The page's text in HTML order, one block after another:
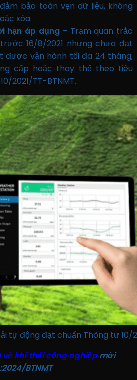
bảo toàn vẹn dữ liệu, không
xóa.
hạn áp dụng– Trạm quan trắc
16/8/2021 nhưng chưa đạt
được vận hành tối đa 24 tháng;
cấp hoặc thay thế theo tiêu
2021/TT-BTNMT.
tự động đạt chuẩn Thông tư 10/
về khí thải công nghiệpmới
BTNMT